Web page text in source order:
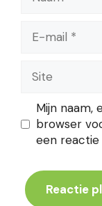
mail
Mijn naam,
browser
een reactie